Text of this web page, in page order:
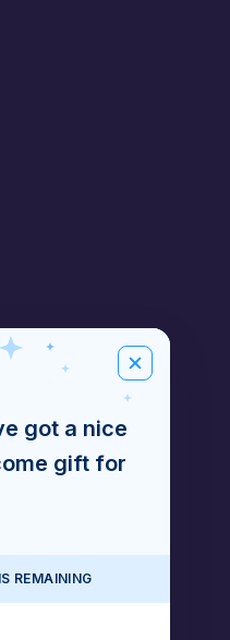
got a nice
gift for
REMAINING